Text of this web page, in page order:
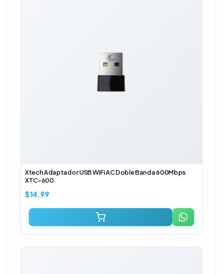
Xtech Adaptador USB WiFi AC Doble Banda 600Mbps
XTC-600
$14.99